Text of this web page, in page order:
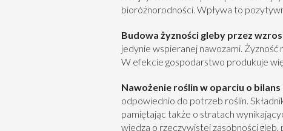
bioróżnorodności. Wpływa to
Budowa żyzności gleby przez
jedynie wspieranej nawozami.
W efekcie gospodarstwo produkuje
Nawożenie roślin w oparciu o
odpowiednio do potrzeb roślin.
pamiętając także o stratach
wiedza o rzeczywistej zasobności